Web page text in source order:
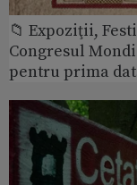
📁 Expoziţii,
Congresul
pentru prima